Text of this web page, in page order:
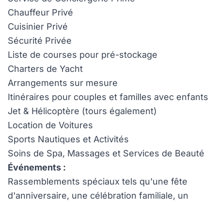
Chauffeur Privé
Cuisinier Privé
Sécurité Privée
Liste de courses pour pré-stockage
Charters de Yacht
Arrangements sur mesure
Itinéraires pour couples et familles avec enfants
Jet & Hélicoptère (tours également)
Location de Voitures
Sports Nautiques et Activités
Soins de Spa, Massages et Services de Beauté
Événements :
Rassemblements spéciaux tels qu'une fête
d'anniversaire, une célébration familiale, un